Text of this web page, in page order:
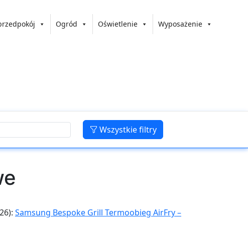
Ogród Oświetlenie Wyposażenie
Wszystkie filtry
Samsung Bespoke Grill Termoobieg AirFry –